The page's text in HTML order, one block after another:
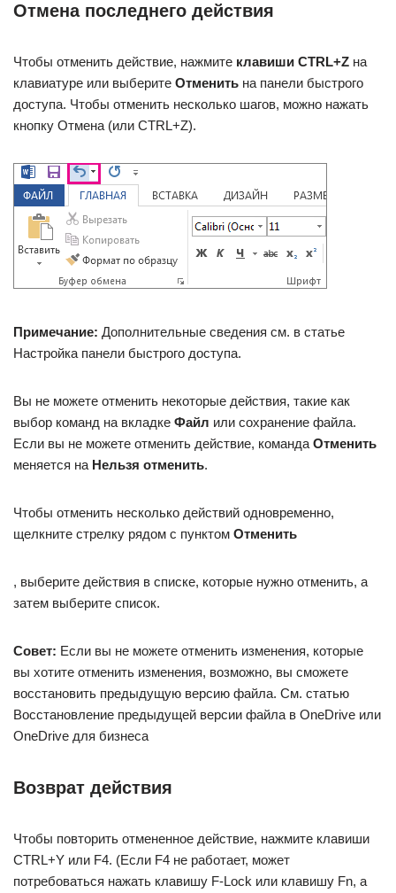
Отмена последнего действия
Чтобы отменить действие, нажмите клавиши CTRL+Z на
клавиатуре или выберите Отменить на панели быстрого
доступа. Чтобы отменить несколько шагов, можно нажать
кнопку Отмена (или CTRL+Z).
Примечание: Дополнительные сведения см. в статье
Настройка панели быстрого доступа.
Вы не можете отменить некоторые действия, такие как
выбор команд на вкладке Файл или сохранение файла.
Если вы не можете отменить действие, команда Отменить
меняется на Нельзя отменить.
Чтобы отменить несколько действий одновременно,
щелкните стрелку рядом с пунктом Отменить
, выберите действия в списке, которые нужно отменить, а
затем выберите список.
Совет: Если вы не можете отменить изменения, которые
вы хотите отменить изменения, возможно, вы сможете
восстановить предыдущую версию файла. См. статью
Восстановление предыдущей версии файла в OneDrive или
OneDrive для бизнеса
Возврат действия
Чтобы повторить отмененное действие, нажмите клавиши
CTRL+Y или F4. (Если F4 не работает, может
потребоваться нажать клавишу F-Lock или клавишу Fn, а